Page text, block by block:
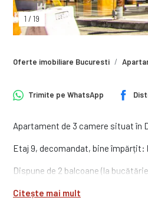
1 / 19
Oferte imobiliare Bucuresti
Trimite pe WhatsApp
Apartament de 3 camere situat în
Etaj 9, decomandat, bine împărțit:
Dispune de 2 balcoane (la
Luminos, aerisit, ideal pentru
Citește mai mult